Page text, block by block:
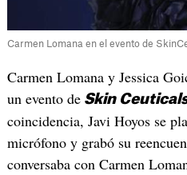
Carmen Lomana en el evento de
Carmen Lomana y Jessica
un evento deSkin
coincidencia, Javi Hoyos se
micrófono y grabó su
conversaba con Carmen